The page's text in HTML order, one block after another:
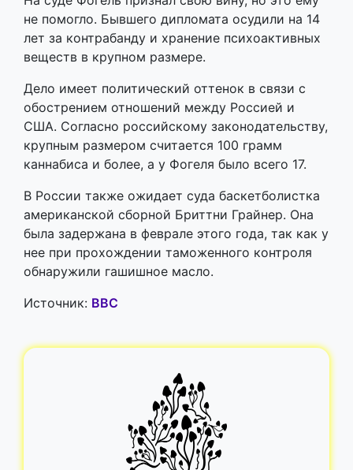
не помогло. Бывшего дипломата осудили на 14
лет за контрабанду и хранение психоактивных
веществ в крупном размере.
Дело имеет политический оттенок в связи с
обострением отношений между Россией и
США. Согласно российскому законодательству,
крупным размером считается 100 грамм
каннабиса и более, а у Фогеля было всего 17.
В России также ожидает суда баскетболистка
американской сборной Бриттни Грайнер. Она
была задержана в феврале этого года, так как у
нее при прохождении таможенного контроля
обнаружили гашишное масло.
Источник: BBC